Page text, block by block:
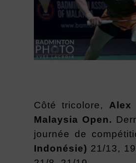
Côté tricolore, Alex
Malaysia Open.
journée de
Indonésie) 21/13,